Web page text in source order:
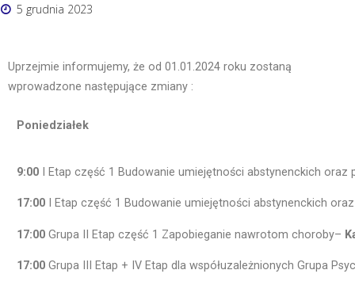
5 grudnia 2023
Uprzejmie informujemy, że od 01.01.2024 roku zostaną
wprowadzone następujące zmiany :
Poniedziałek
9:00 I Etap część 1 Budowanie umiejętności abstynenckich oraz
17:00 I Etap część 1 Budowanie umiejętności abstynenckich
17:00Grupa II Etap część 1 Zapobieganie nawrotom choroby–
17:00Grupa III Etap + IV Etap dla współuzależnionych Grupa